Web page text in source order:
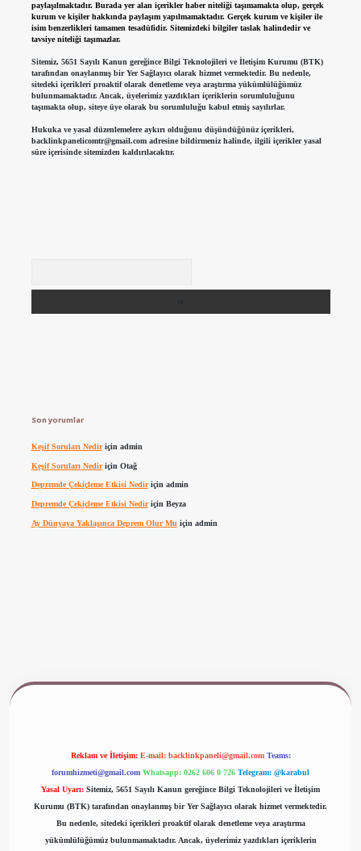
paylaşılmaktadır. Burada yer alan içerikler haber niteliği taşımamakta olup, gerçek
kurum ve kişiler hakkında paylaşım yapılmamaktadır. Gerçek kurum ve kişiler ile
isim benzerlikleri tamamen tesadüfidir. Sitemizdeki bilgiler taslak halindedir ve
tavsiye niteliği taşımazlar.
Sitemiz, 5651 Sayılı Kanun gereğince Bilgi Teknolojileri ve İletişim Kurumu (BTK)
tarafından onaylanmış bir Yer Sağlayıcı olarak hizmet vermektedir. Bu nedenle,
sitedeki içerikleri proaktif olarak denetleme veya araştırma yükümlülüğümüz
bulunmamaktadır. Ancak, üyelerimiz yazdıkları içeriklerin sorumluluğunu
taşımakta olup, siteye üye olarak bu sorumluluğu kabul etmiş sayılırlar.
Hukuka ve yasal düzenlemelere aykırı olduğunu düşündüğünüz içerikleri,
backlinkpanelicomtr@gmail.comadresine bildirmeniz halinde, ilgili içerikler yasal
süre içerisinde sitemizden kaldırılacaktır.
Son yorumlar
Keşif Soruları Nediriçin admin
Keşif Soruları Nediriçin Otağ
Depremde Çekiçleme Etkisi Nediriçin admin
Depremde Çekiçleme Etkisi Nediriçin Beyza
Ay Dünyaya Yaklaşınca Deprem Olur Mu için admin
Reklam ve İletişim: E-mail: backlinkpaneli@gmail.com Teams:
forumhizmeti@gmail.com Whatsapp: 0262 606 0 726 Telegram: @karabul
Yasal Uyarı: Sitemiz, 5651 Sayılı Kanun gereğince Bilgi Teknolojileri ve İletişim
Kurumu (BTK) tarafından onaylanmış bir Yer Sağlayıcı olarak hizmet vermektedir.
Bu nedenle, sitedeki içerikleri proaktif olarak denetleme veya araştırma
yükümlülüğümüz bulunmamaktadır. Ancak, üyelerimiz yazdıkları içeriklerin